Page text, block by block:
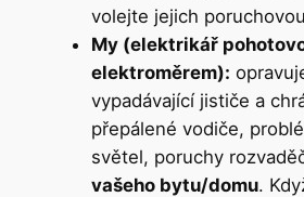
volejte jejich
My (elektrikář
elektroměrem):
vypadávající jističe a
přepálené vodiče,
světel, poruchy
vašeho bytu/domu.